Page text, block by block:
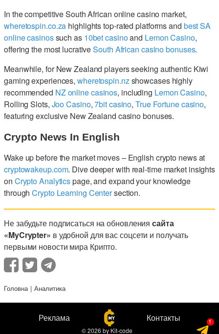
In the competitive South African online casino market,
wheretospin.co.za highlights top-rated platforms and best SA
online casinossuch as 10bet casinoand Lemon Casino,
offering the most lucrativeSouth African casino bonuses.
Meanwhile, for New Zealand players seeking authentic Kiwi
gaming experiences, wheretospin.nzshowcases highly
recommended NZ online casinos, including Lemon Casino,
Rolling Slots, Joo Casino,7bit casino,True Fortune casino,
featuring exclusive New Zealand casino bonuses.
Crypto News In English
Wake up before the market moves – English crypto news at
cryptowakeup.com. Dive deeper with real-time market insights
on Crypto Analyticspage, and expand your knowledge
throughCrypto Learning Centersection.
Не забудьте подписаться на обновлениясайта
«MyCrypter» в удобной для вас соцсети и получать
первыми новости мира Крипто.
Головна Аналитика
Реклама Контакты
© 2026 by Kit-code